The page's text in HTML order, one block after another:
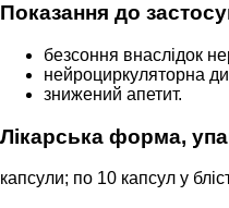
Показання до
безсоння внаслідок
нейроциркуляторна
знижений апетит.
Лікарська форма,
капсули; по 10 капсул у